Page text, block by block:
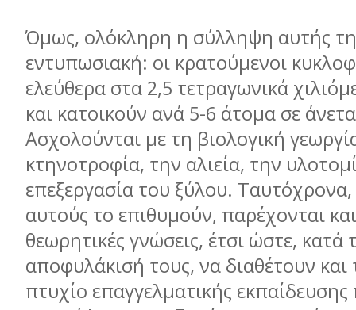
Όµως, ολόκληρη η σύλληψη αυτής
εντυπωσιακή: οι κρατούµενοι
ελεύθερα στα 2,5 τετραγωνικά
και κατοικούν ανά 5-6 άτοµα σε
Ασχολούνται µε τη βιολογική
κτηνοτροφία, την αλιεία, την
επεξεργασία του ξύλου.
αυτούς το επιθυµούν, παρέχονται και
θεωρητικές γνώσεις, έτσι ώστε, κατά
αποφυλάκισή τους, να διαθέτουν και
πτυχίο επαγγελµατικής